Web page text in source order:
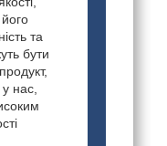
та
бути
нас,